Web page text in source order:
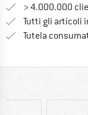
> 4.000.000
Tutti gli articoli
Tutela